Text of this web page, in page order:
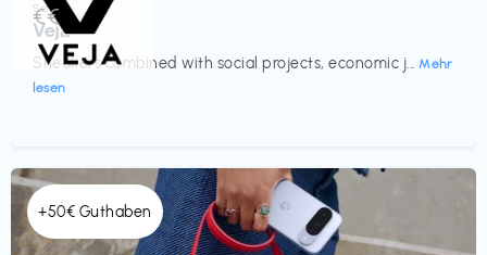
Schuhe
Veja
Sneakers combined with social projects, economic j... Mehr
lesen
€€‎
+50€ Guthaben